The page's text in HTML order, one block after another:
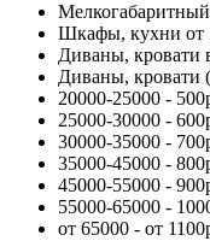
Шкафы, кухни от
Диваны, кровати
Диваны, кровати
20000-25000 -
25000-30000 -
30000-35000 -
35000-45000 -
45000-55000 -
55000-65000 -
от 65000 - от